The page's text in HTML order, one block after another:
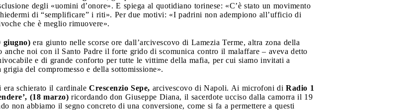
degli «uomini d’onore». E spiega al quotidiano torinese: «C’è stato un movimento
di “semplificare” i riti». Per due motivi: «I padrini non adempiono all’ufficio di
che è meglio rimuovere».
giugno) era giunto nelle scorse ore dall’arcivescovo di Lamezia Terme, altra zona della
noi con il Santo Padre il forte grido di scomunica contro il malaffare – aveva detto
e di grande conforto per tutte le vittime della mafia, per cui siamo invitati a
del compromesso e della sottomissione».
era schierato il cardinale Crescenzio Sepe, arcivescovo di Napoli. Ai microfoni di Radio 1
(18 marzo) ricordando don Giuseppe Diana, il sacerdote ucciso dalla camorra il 19
non abbiamo il segno concreto di una conversione, come si fa a permettere a questi